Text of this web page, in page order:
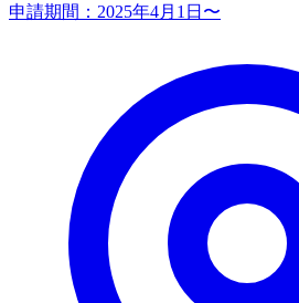
申請期間： 2025年4月1日〜